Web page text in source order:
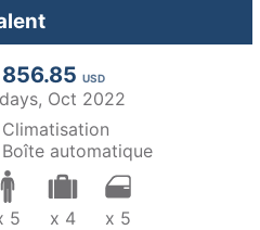
USD
Oct 2022
Climatisation
Boîte automatique
5 x 4 x 5